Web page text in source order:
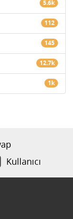
5.6k
112
145
12.7k
1k
Kullanıcı